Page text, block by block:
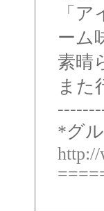
「
ーム
素晴
また
*グ
http://